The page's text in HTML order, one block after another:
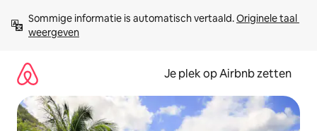
direct
naar
Sommige informatie is automatisch vertaald. Originele taal
weergeven
Je plek op Airbnb zetten